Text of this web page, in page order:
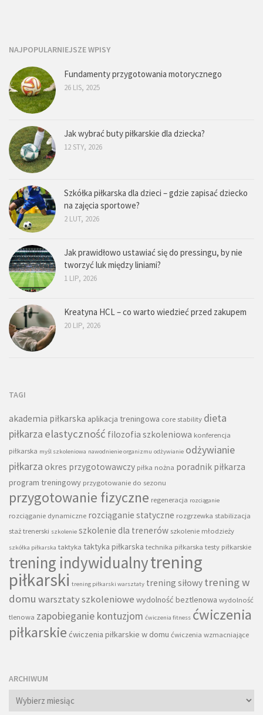
NAJPOPULARNIEJSZE WPISY
Fundamenty przygotowania motorycznego
26 LIS, 2025
Jak wybrać buty piłkarskie dla dziecka?
12 STY, 2026
Szkółka piłkarska dla dzieci – gdzie zapisać dziecko
na zajęcia sportowe?
2 LUT, 2026
Jak prawidłowo ustawiać się do pressingu, by nie
tworzyć luk między liniami?
1 LIP, 2026
Kreatyna HCL – co warto wiedzieć przed zakupem
20 LIP, 2026
TAGI
akademia piłkarska aplikacja treningowa core stability dieta
piłkarza elastyczność filozofia szkoleniowa konferencja
piłkarska myśl szkoleniowa nawodnienie organizmu odżywianie odżywianie
piłkarza okres przygotowawczy piłka nożna poradnik piłkarza
program treningowy przygotowanie do sezonu
przygotowanie fizyczne regeneracja rozciąganie
rozciąganie dynamiczne rozciąganie statyczne rozgrzewka stabilizacja
staż trenerski szkolenie szkolenie dla trenerów szkolenie młodzieży
szkółka piłkarska taktyka taktyka piłkarska technika piłkarska testy piłkarskie
trening indywidualnytrening
piłkarski trening piłkarski warsztaty trening siłowy trening w
domu warsztaty szkoleniowe wydolność beztlenowa wydolność
tlenowa zapobieganie kontuzjom ćwiczenia fitness ćwiczenia
piłkarskie ćwiczenia piłkarskie w domu ćwiczenia wzmacniające
ARCHIWUM
Archiwum